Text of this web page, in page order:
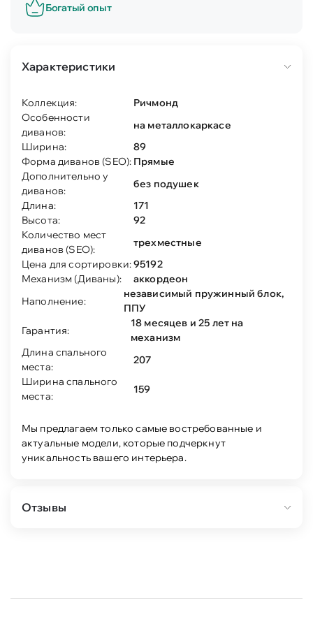
Богатый опыт
Характеристики
Коллекция:
Ричмонд
Особенности
диванов:
на металлокаркасе
Ширина:
89
Форма диванов (SEO): Прямые
Дополнительно у
диванов:
без подушек
Длина:
171
Высота:
92
Количество мест
диванов (SEO):
трехместные
Цена для сортировки:95192
Механизм (Диваны):
аккордеон
Наполнение:
независимый пружинный блок,
ППУ
Гарантия:
18 месяцев и 25 лет на
механизм
Длина спального
места:
207
Ширина спального
места:
159
Мы предлагаем только самые востребованные и
актуальные модели, которые подчеркнут
уникальность вашего интерьера.
Отзывы